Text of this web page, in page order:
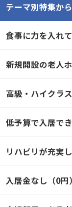
食事に力を入れ
新規開設の老人
高級・ハイクラ
低予算で入居で
リハビリが充実
入居金なし（0円
夫婦部屋のある